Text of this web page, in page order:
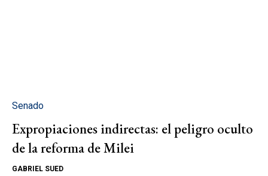
Senado
Expropiaciones indirectas: el peligro oculto
de la reforma de Milei
GABRIEL SUED